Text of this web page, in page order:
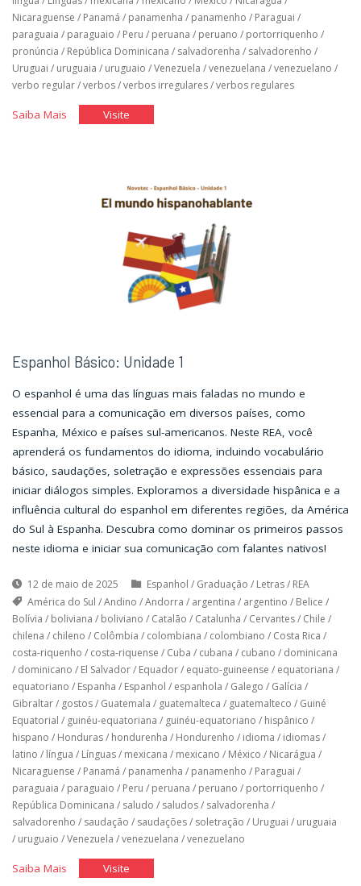
Nicaraguense / Panamá / panamenha / panamenho / Paraguai /
paraguaia / paraguaio / Peru / peruana / peruano / portorriquenho /
pronúncia / República Dominicana / salvadorenha / salvadorenho /
Uruguai / uruguaia / uruguaio /Venezuela /venezuelana /venezuelano /
verbo regular/verbos/verbos irregulares/verbos regulares
Saiba Mais"EspanholVisite"Espanhol
Espanhol Básico: Unidade 1
O espanhol é uma das línguas mais faladas no mundo e
essencial para a comunicação em diversos países, como
Espanha, México e países sul-americanos. Neste REA, você
aprenderá os fundamentos do idioma, incluindo vocabulário
básico, saudações, soletração e expressões essenciais para
iniciar diálogos simples. Exploramos a diversidade hispânica e a
influência cultural do espanhol em diferentes regiões, da América
do Sul à Espanha. Descubra como dominar os primeiros passos
neste idioma e iniciar sua comunicação com falantes nativos!
12 de maio de 2025 Espanhol / Graduação / Letras/ REA
América do Sul /Andino /Andorra / argentina / argentino / Belice /
Bolívia / boliviana / boliviano / Catalão / Catalunha / Cervantes/ Chile /
chilena / chileno / Colômbia / colombiana / colombiano / Costa Rica /
costa-riquenho / costa-riquense / Cuba / cubana / cubano / dominicana
/ dominicano / El Salvador/ Equador/ equato-guineense / equatoriana /
equatoriano / Espanha / Espanhol / espanhola / Galego / Galícia /
Gibraltar/ gostos/ Guatemala / guatemalteca / guatemalteco / Guiné
Equatorial / guinéu-equatoriana / guinéu-equatoriano / hispânico /
hispano / Honduras/ hondurenha / Hondurenho / idioma / idiomas/
latino / língua / Línguas/ mexicana / mexicano / México / Nicarágua /
Nicaraguense / Panamá / panamenha / panamenho / Paraguai /
paraguaia / paraguaio / Peru / peruana / peruano / portorriquenho /
República Dominicana / saludo / saludos/ salvadorenha /
salvadorenho / saudação / saudações/ soletração / Uruguai / uruguaia
/ uruguaio /Venezuela /venezuelana /venezuelano
Saiba Mais"EspanholVisite"Espanhol